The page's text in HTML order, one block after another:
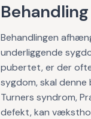
Behandling
Behandlingen
underliggende
pubertet, er der
sygdom, skal
Turners syndrom,
defekt, kan